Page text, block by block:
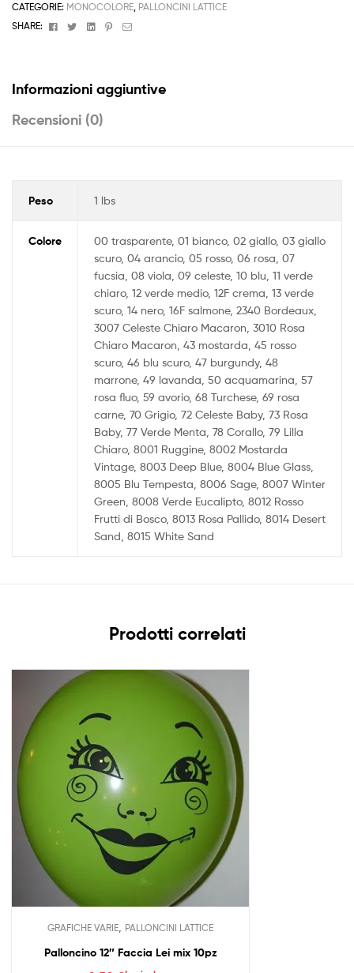
CATEGORIE: MONOCOLORE, PALLONCINI LATTICE
SHARE:
FacebookTwitterLinkedinPinterest
Email
Informazioni aggiuntive
Recensioni (0)
Peso 1 lbs
Colore
00 trasparente, 01 bianco, 02 giallo, 03 giallo
scuro, 04 arancio, 05 rosso, 06 rosa, 07
fucsia, 08 viola, 09 celeste, 10 blu, 11 verde
chiaro, 12 verde medio, 12F crema, 13 verde
scuro, 14 nero, 16F salmone, 2340 Bordeaux,
3007 Celeste Chiaro Macaron, 3010 Rosa
Chiaro Macaron, 43 mostarda, 45 rosso
scuro, 46 blu scuro, 47 burgundy, 48
marrone, 49 lavanda, 50 acquamarina, 57
rosa fluo, 59 avorio, 68 Turchese, 69 rosa
carne, 70 Grigio, 72 Celeste Baby, 73 Rosa
Baby, 77 Verde Menta, 78 Corallo, 79 Lilla
Chiaro, 8001 Ruggine, 8002 Mostarda
Vintage, 8003 Deep Blue, 8004 Blue Glass,
8005 Blu Tempesta, 8006 Sage, 8007 Winter
Green, 8008 Verde Eucalipto, 8012 Rosso
Frutti di Bosco, 8013 Rosa Pallido, 8014 Desert
Sand, 8015 White Sand
Prodotti correlati
GRAFICHE VARIE PALLONCINI LATTICE
Palloncino 12″ Faccia Lei mix 10pz